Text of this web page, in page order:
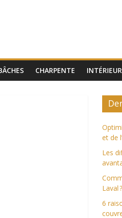
CHARPENTE INTÉRIEUR
et de
Les
Laval ?
6